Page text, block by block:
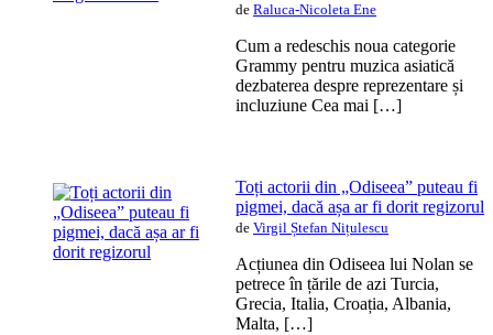
de Raluca-Nicoleta Ene
Cum a redeschis noua categorie
Grammy pentru muzica asiatică
dezbaterea despre reprezentare și
incluziune Cea mai […]
Toți actorii din „Odiseea” puteau fi
pigmei, dacă așa ar fi dorit regizorul
de Virgil Ștefan Nițulescu
Acțiunea din Odiseea lui Nolan se
petrece în țările de azi Turcia,
Grecia, Italia, Croația, Albania,
Malta, […]